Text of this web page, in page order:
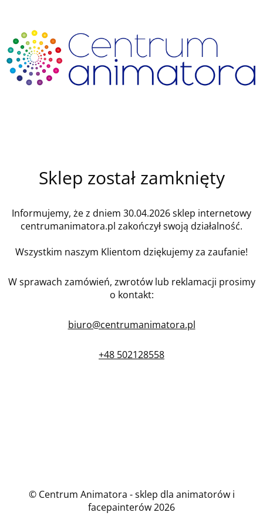
Sklep został zamknięty
Informujemy, że z dniem 30.04.2026 sklep internetowy
centrumanimatora.pl zakończył swoją działalność.
Wszystkim naszym Klientom dziękujemy za zaufanie!
W sprawach zamówień, zwrotów lub reklamacji prosimy
o kontakt:
biuro@centrumanimatora.pl
+48 502128558
© Centrum Animatora - sklep dla animatorów i
facepainterów 2026